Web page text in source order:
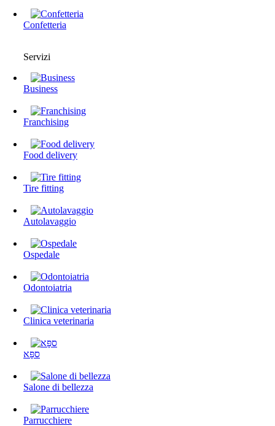
Confetteria
Servizi
Business
Franchising
Food delivery
Tire fitting
Autolavaggio
Ospedale
Odontoiatria
Clinica veterinaria
ספָּא
Salone di bellezza
Parrucchiere